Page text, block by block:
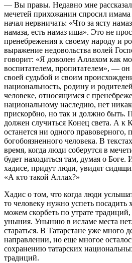
— Вы правы. Недавно мне
мечетей прихожанин спросил имама
начал нервничать: «Что за ясту
намаза, есть намаз иша». Это не
пренебрежения к своему народу и
выражение недовольства волей
говорит: «Я доволен Аллахом как
воспитателем, пропитателем», — он
своей судьбой и своим
национальность, родину и
человеке, относящимся с
национальному наследию, нет
прискорбно, но так и должно быть.
должен случиться Конец света. А к
останется ни одного правоверного,
богобоязненного человека. В
время, когда люди соберутся в
будет находиться там, думая о Боге.
хадисе, придут люди, увидят
«А кто такой Аллах?»
Хадис о том, что когда люди
то человеку нужно успеть
можем скорбеть по утрате
уныния. Унынию в исламе места
стараться. В Татарстане уже много
направлении, но еще многое
сохранению татарских
традиций.